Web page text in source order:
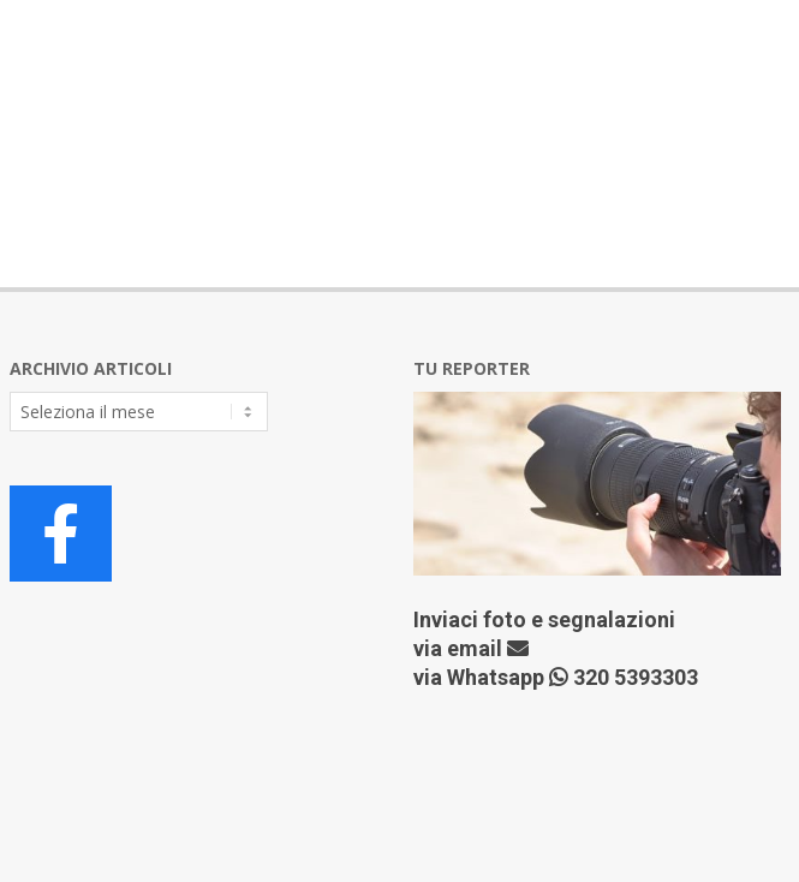
ARCHIVIO ARTICOLI
Archivio
Articoli
TU REPORTER
Inviaci foto e segnalazioni
via email
via Whatsapp
320 5393303